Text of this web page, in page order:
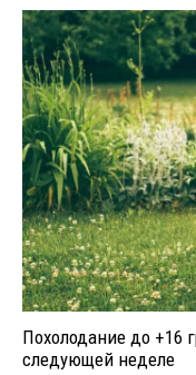
Похолодание до +16
следующей неделе